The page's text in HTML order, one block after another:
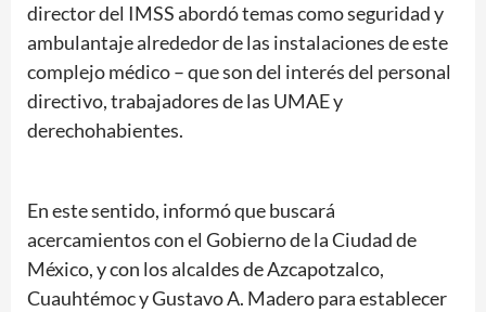
director del IMSS abordó temas como seguridad y
ambulantaje alrededor de las instalaciones de este
complejo médico – que son del interés del personal
directivo, trabajadores de las UMAE y
derechohabientes.
En este sentido, informó que buscará
acercamientos con el Gobierno de la Ciudad de
México, y con los alcaldes de Azcapotzalco,
Cuauhtémoc y Gustavo A. Madero para establecer